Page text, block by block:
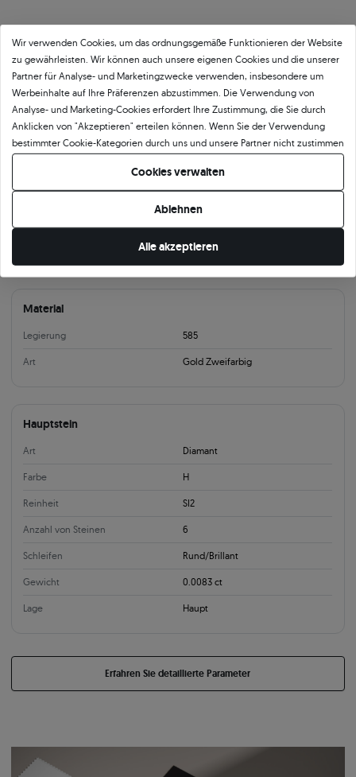
Produktkategorie
OhrringeOhrringe mit DiamantenOhringe GoldGold Ohrringe mit Rubin
Ohringe Gold Ohrstecker
Produktparameter:
Verschlussart Verschluss
3 mm
Material
Legierung 585
Art Gold Zweifarbig
Hauptstein
Art Diamant
Farbe H
Reinheit SI2
Anzahl von Steinen 6
Schleifen Rund/Brillant
Gewicht 0.0083 ct
Lage Haupt
Erfahren Sie detaillierte Parameter
Wir verwenden Cookies, um das ordnungsgemäße Funktionieren der Website
zu gewährleisten. Wir können auch unsere eigenen Cookies und die unserer
Partner für Analyse- und Marketingzwecke verwenden, insbesondere um
Werbeinhalte auf Ihre Präferenzen abzustimmen. Die Verwendung von
Analyse- und Marketing-Cookies erfordert Ihre Zustimmung, die Sie durch
Anklicken von "Akzeptieren" erteilen können. Wenn Sie der Verwendung
bestimmter Cookie-Kategorien durch uns und unsere Partner nicht zustimmen
möchten, klicken Sie auf "Lassen Sie mich wählen" und bestimmen Sie Ihre
Präferenzen. Sie können Ihre Zustimmung jederzeit widerrufen, indem Sie
Ihre Cookie-Einstellungen ändern.
Cookies verwalten
Ablehnen
Alle akzeptieren